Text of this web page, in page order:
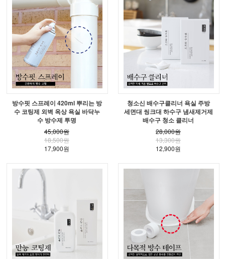
방수핏 스프레이 420ml 뿌리는 방
수 코팅제 외벽 옥상 욕실 바닥누
수 방수제 투명
45,000원
18,500원
17,900원
청소신 배수구클리너 욕실 주방
세면대 씽크대 하수구 냄새제거제
배수구 청소 클리너
28,000원
13,300원
12,900원